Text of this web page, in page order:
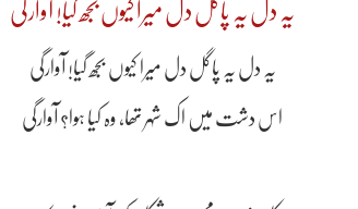
یہ دل یہ پاگل دل میرا کیوں بجھ گیا! آوارگی
یہ دل یہ پاگل دل میرا کیوں بجھ گیا! آوارگی
اس دشت میں اک شہر تھا، وہ کیا ہوا؟ آوارگی